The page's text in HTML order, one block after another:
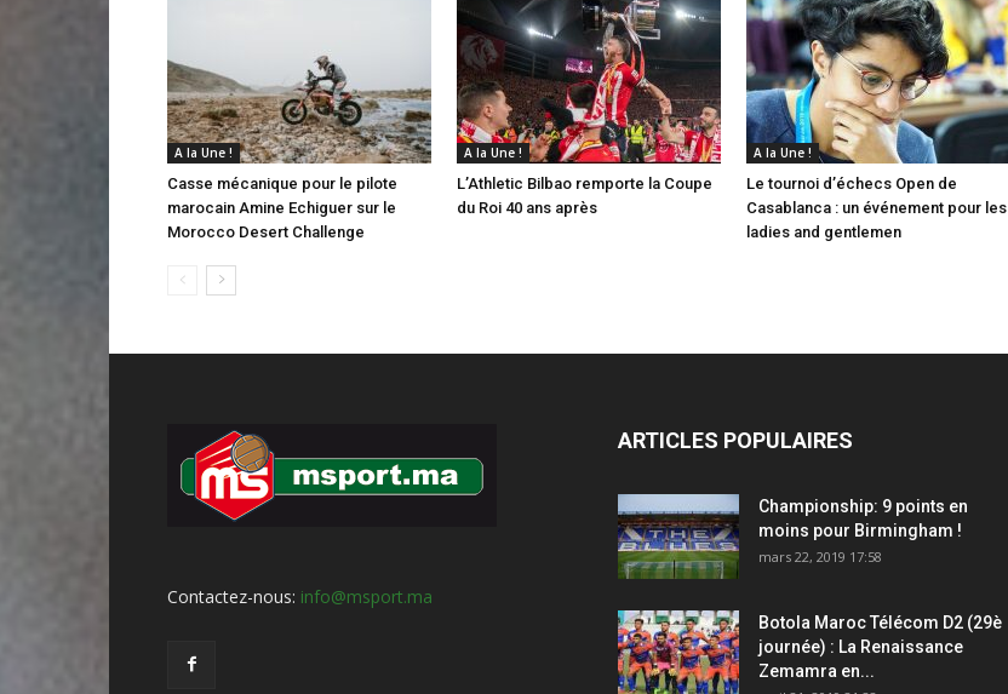
A la Une !
Casse mécanique pour le pilote
marocain Amine Echiguer sur le
Morocco Desert Challenge
A la Une !
L’Athletic Bilbao remporte la Coupe
du Roi 40 ans après
A la Une !
Le tournoi d’échecs Open de
Casablanca : un événement pour les
ladies and gentlemen
Contactez-nous: info@msport.ma
ARTICLES POPULAIRES
Championship: 9 points en
moins pour Birmingham !
mars 22, 2019 17:58
Botola Maroc Télécom D2 (29è
journée) : La Renaissance
Zemamra en...